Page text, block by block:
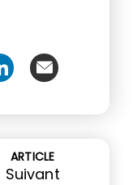
ARTICLE
Suivant